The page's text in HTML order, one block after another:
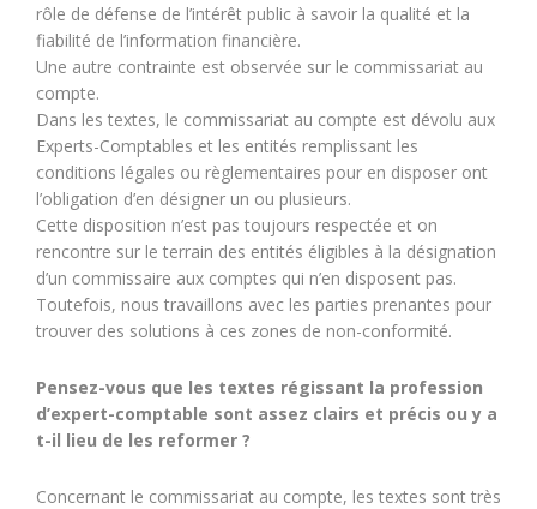
rôle de défense de l’intérêt public à savoir la qualité et la
fiabilité de l’information financière.
Une autre contrainte est observée sur le commissariat au
compte.
Dans les textes, le commissariat au compte est dévolu aux
Experts-Comptables et les entités remplissant les
conditions légales ou règlementaires pour en disposer ont
l’obligation d’en désigner un ou plusieurs.
Cette disposition n’est pas toujours respectée et on
rencontre sur le terrain des entités éligibles à la désignation
d’un commissaire aux comptes qui n’en disposent pas.
Toutefois, nous travaillons avec les parties prenantes pour
trouver des solutions à ces zones de non-conformité.
Pensez-vous que les textes régissant la profession
d’expert-comptable sont assez clairs et précis ou y a
t-il lieu de les reformer ?
Concernant le commissariat au compte, les textes sont très